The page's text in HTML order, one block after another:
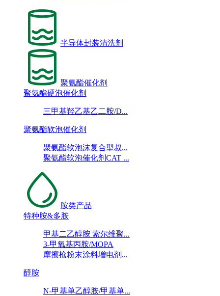
半导体封装清洗剂
聚氨酯催化剂
聚氨酯硬泡催化剂
三甲基羟乙基乙二胺/D...
聚氨酯软泡催化剂
聚氨酯软泡沫复合型叔...
聚氨酯软泡催化剂CAT ...
胺类产品
特种胺&多胺
甲基二乙醇胺 索尔维聚...
3-甲氧基丙胺/MOPA
摩擦枪粉末涂料增电剂...
醇胺
N-甲基单乙醇胺/甲基单...